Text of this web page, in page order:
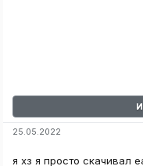
25.05.2022
я хз я просто скачивал